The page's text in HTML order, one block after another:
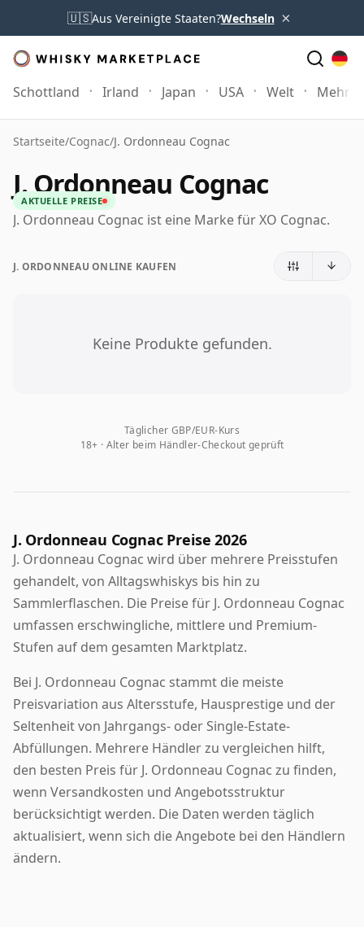
🇺🇸Aus Vereinigte Staaten?Wechseln ×
Schottland Irland Japan USA Welt Mehr
Startseite/Cognac/J. Ordonneau Cognac
J. Ordonneau Cognac
AKTUELLE PREISE
J. Ordonneau Cognac ist eine Marke für XO Cognac.
J. ORDONNEAU ONLINE KAUFEN
Keine Produkte gefunden.
Täglicher GBP/EUR-Kurs
18+ · Alter beim Händler-Checkout geprüft
J. Ordonneau Cognac Preise 2026
J. Ordonneau Cognac wird über mehrere Preisstufen
gehandelt, von Alltagswhiskys bis hin zu
Sammlerflaschen. Die Preise für J. Ordonneau Cognac
umfassen erschwingliche, mittlere und Premium-
Stufen auf dem gesamten Marktplatz.
Bei J. Ordonneau Cognac stammt die meiste
Preisvariation aus Altersstufe, Hausprestige und der
Seltenheit von Jahrgangs- oder Single-Estate-
Abfüllungen. Mehrere Händler zu vergleichen hilft,
den besten Preis für J. Ordonneau Cognac zu finden,
wenn Versandkosten und Angebotsstruktur
berücksichtigt werden. Die Daten werden täglich
aktualisiert, wenn sich die Angebote bei den Händlern
ändern.